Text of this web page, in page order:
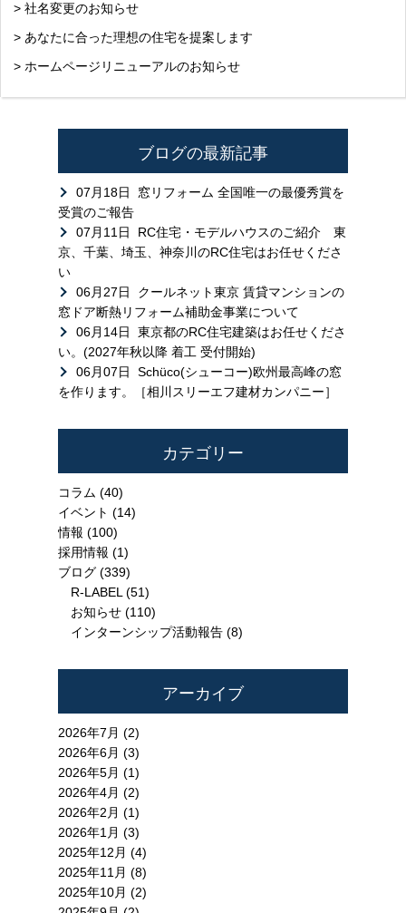
> 社名変更のお知らせ
> あなたに合った理想の住宅を提案します
> ホームページリニューアルのお知らせ
ブログの最新記事
07月18日
窓リフォーム 全国唯一の最優秀賞を
受賞のご報告
07月11日
RC住宅・モデルハウスのご紹介 東
京、千葉、埼玉、神奈川のRC住宅はお任せくださ
い
06月27日
クールネット東京 賃貸マンションの
窓ドア断熱リフォーム補助金事業について
06月14日
東京都のRC住宅建築はお任せくださ
い。(2027年秋以降 着工 受付開始)
06月07日
Schüco(シューコー)欧州最高峰の窓
を作ります。［相川スリーエフ建材カンパニー］
カテゴリー
コラム (40)
イベント (14)
情報 (100)
採用情報 (1)
ブログ (339)
R-LABEL (51)
お知らせ (110)
インターンシップ活動報告 (8)
アーカイブ
2026年7月 (2)
2026年6月 (3)
2026年5月 (1)
2026年4月 (2)
2026年2月 (1)
2026年1月 (3)
2025年12月 (4)
2025年11月 (8)
2025年10月 (2)